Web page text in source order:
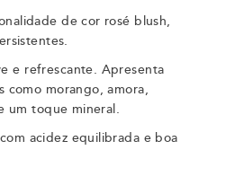
de cor rosé blush,
e refrescante. Apresenta
como morango, amora,
um toque mineral.
acidez equilibrada e boa